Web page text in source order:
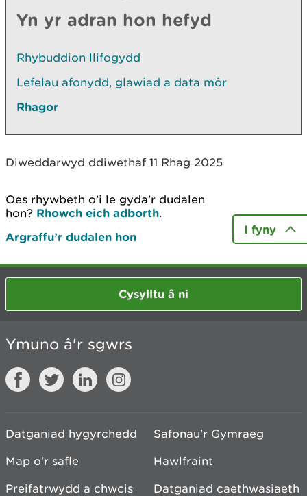
Yn yr adran hon hefyd
Rhybuddion llifogydd
Lefelau afonydd, glawiad a data môr
Rhagor
Diweddarwyd ddiwethaf 11 Rhag 2025
Oes rhywbeth o’i le gyda’r dudalen
hon? Rhowch eich adborth.
Argraffu’r dudalen hon
I fyny
Cysylltu â ni
Ymuno â'r sgwrs
Datganiad hygyrchedd
Safonau'r Gymraeg
Map o'r safle
Hawlfraint
Preifatrwydd a chwcis
Datganiad caethwasiaeth